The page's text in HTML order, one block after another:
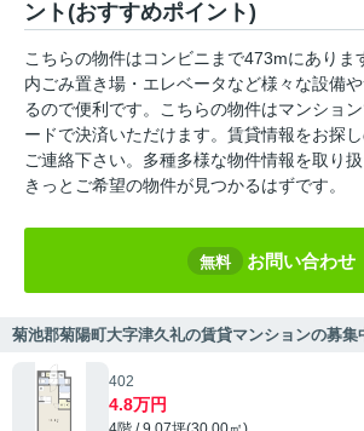
ント(おすすめポイント)
こちらの物件はコンビニまで473mにありま
内ごみ置き場・エレベータなど様々な設備
るので便利です。こちらの物件はマンショ
ードで決済いただけます。賃貸情報をお探
ご連絡下さい。多種多様な物件情報を取り扱
きっとご希望の物件が見つかるはずです。
無料 お問い合わせ
菊池郡菊陽町大字津久礼の賃貸マンションの募集
402
4.8万円